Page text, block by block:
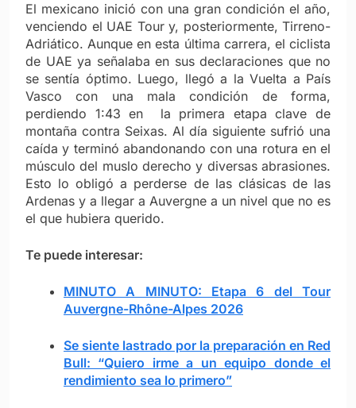
El mexicano inició con una gran condición el año,
venciendo el UAE Tour y, posteriormente, Tirreno-
Adriático. Aunque en esta última carrera, el ciclista
de UAE ya señalaba en sus declaraciones que no
se sentía óptimo. Luego, llegó a la Vuelta a País
Vasco con una mala condición de forma,
perdiendo 1:43 en la primera etapa clave de
montaña contra Seixas. Al día siguiente sufrió una
caída y terminó abandonando con una rotura en el
músculo del muslo derecho y diversas abrasiones.
Esto lo obligó a perderse de las clásicas de las
Ardenas y a llegar a Auvergne a un nivel que no es
el que hubiera querido.
Te puede interesar:
MINUTO A MINUTO: Etapa 6 del Tour
Auvergne-Rhône-Alpes 2026
Se siente lastrado por la preparación en Red
Bull: “Quiero irme a un equipo donde el
rendimiento sea lo primero”